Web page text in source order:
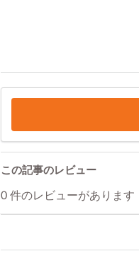
この記事のレビュー
0 件のレビューがあります